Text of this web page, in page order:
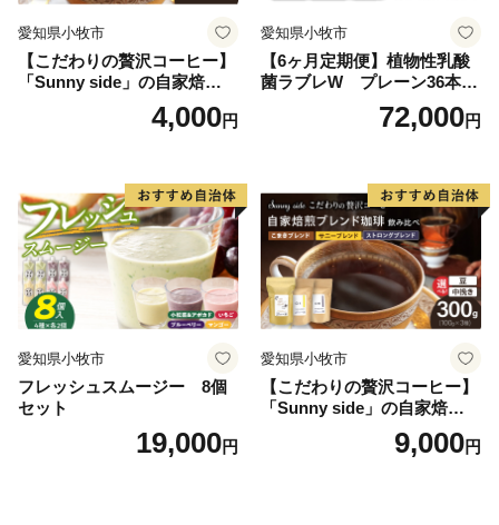
愛知県小牧市
【こだわりの贅沢コーヒー】
「Sunny side」の自家焙煎珈
琲ストロングブレンド（100
4,000円
愛知県小牧市
【6ヶ月定期便】植物性乳酸
菌ラブレW プレーン36本
72,000円
愛知県小牧市
フレッシュスムージー 8個
セット
19,000円
愛知県小牧市
【こだわりの贅沢コーヒー】
「Sunny side」の自家焙煎珈
琲ブレンド珈琲飲み比べセッ
9,000円